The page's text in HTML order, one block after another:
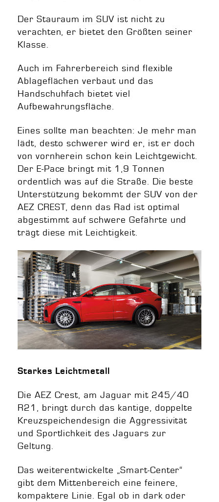
Der Stauraum im SUV ist nicht zu
verachten, er bietet den Größten seiner
Klasse.
Auch im Fahrerbereich sind flexible
Ablageflächen verbaut und das
Handschuhfach bietet viel
Aufbewahrungsfläche.
Eines sollte man beachten: Je mehr man
lädt, desto schwerer wird er, ist er doch
von vornherein schon kein Leichtgewicht.
Der E-Pace bringt mit 1,9 Tonnen
ordentlich was auf die Straße. Die beste
Unterstützung bekommt der SUV von der
AEZ CREST, denn das Rad ist optimal
abgestimmt auf schwere Gefährte und
trägt diese mit Leichtigkeit.
Starkes Leichtmetall
Die AEZ Crest, am Jaguar mit 245/40
R21, bringt durch das kantige, doppelte
Kreuzspeichendesign die Aggressivität
und Sportlichkeit des Jaguars zur
Geltung.
Das weiterentwickelte „Smart-Center“
gibt dem Mittenbereich eine feinere,
kompaktere Linie. Egal ob in dark oder